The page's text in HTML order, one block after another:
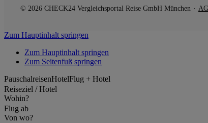
© 2026 CHECK24 Vergleichsportal Reise GmbH München
Zum Hauptinhalt springen
Zum Hauptinhalt springen
Zum Seitenfuß springen
PauschalreisenHotelFlug + Hotel
Reiseziel / Hotel
Wohin?
Flug ab
Von wo?